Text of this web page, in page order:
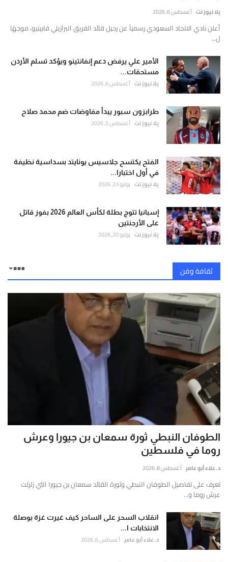
يلا نيوز نت أغسطس 6, 2026
أعلن نادي الاتحاد السعودي رسمياً عن رحيل قائد الفريق البرازيلي فابينيو، موجهًا
ل...
الأمير علي يرفض دعم إنفانتينو ويؤكد تسلم الأردن
مستحقات...
يلا نيوز نت أغسطس 6, 2026
طرابزون سبور يبدأ مفاوضات ضم محمد صلاح
يلا نيوز نت أغسطس 5, 2026
الفتح يكتسح جلاسيس يونايتد بسداسية نظيفة
في أول اختبارا...
يلا نيوز نت يوليو 23, 2026
إسبانيا تتوج بطلة لكأس العالم 2026 بفوز قاتل
على الأرجنتين
يلا نيوز نت يوليو 20, 2026
ثقافة وفن
الطوفان النبطي ثورة سمعان بن جيورا وعرش
روما في فلسطين
د. علاء أبو عامر أغسطس 8, 2026
تعرف على تفاصيل الطوفان النبطي وثورة القائد سمعان بن جيورا التي زلزلت
عرش روما و...
انقلاب السحر على الساحر كيف غيرت غزة بوصلة
الانتخابات ا...
د. علاء أبو عامر أغسطس 6, 2026